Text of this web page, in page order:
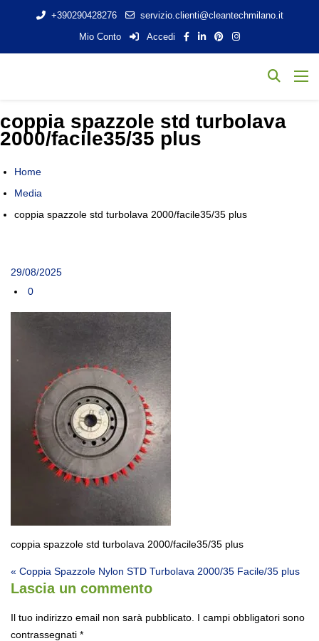
+390290428276
servizio.clienti@cleantechmilano.it
Mio Conto
Accedi
coppia spazzole std turbolava
2000/facile35/35 plus
Home
Media
coppia spazzole std turbolava 2000/facile35/35 plus
29/08/2025
0
coppia spazzole std turbolava 2000/facile35/35 plus
Navigazione articoli
« Coppia Spazzole Nylon STD Turbolava 2000/35 Facile/35 plus
Lascia un commento
Il tuo indirizzo email non sarà pubblicato. I campi obbligatori sono
contrassegnati *